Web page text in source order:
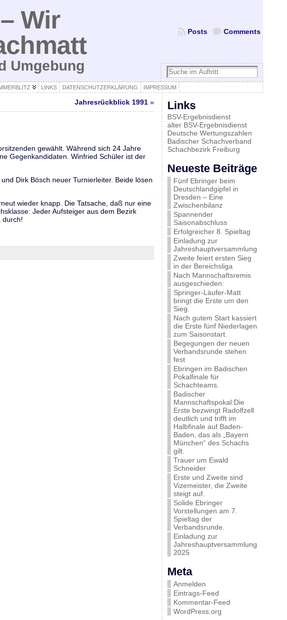
Wir
Umgebung
Comments
Posts
LINKS DATENSCHUTZERKLÄRUNG IMPRESSUM
Jahresrückblick 1991 »
gewählt. Während sich 24 Jahre
Gegenkandidaten. Winfried Schüler ist der
Dirk Bösch neuer Turnierleiter. Beide lösen
wieder knapp. Die Tatsache, daß nur eine
Jeder Aufsteiger aus dem Bezirk
durch!
Links
BSV-Ergebnisdienst
alter BSV-Ergebnisdienst
Deutsche Wertungszahlen
Badischer Schachverband
Schachbezirk Freiburg
Neueste Beiträge
Fünf Ebringer beim
Deutschlandgipfel in
Dresden – Eine
Zwischenbilanz
Spannender
Saisonabschluss
Erfolgreicher 8. Spieltag
Einladung zur
Jahreshauptversammlung
Zweite feiert ersten Sieg
in der Bereichsliga
Nach Mannschaftsremis
ausgeschieden:
Springer-Läufer-Matt
bringt die Erste um den
Sieg.
Nach gutem Start kassiert
die Erste fünf Niederlagen
zum Saisonstart.
Begegungen der neuen
Verbandsrunde stehen
fest
Ebringen im Badischen
Pokalfinale für
Schachteams.
Badischer
Mannschaftspokal:Die
Erste bezwingt Radolfzell
deutlich und trifft im
Halbfinale auf Baden-
Baden, das als „Bayern
München“ des Schachs
gilt.
Trauer um Ewald
Schneider
Erste und Zweite sind
Vizemeister, die Zweite
steigt auf.
Solide Ebringer
Vorstellungen am 7.
Spieltag der
Verbandsrunde.
Einladung zur
Jahreshauptversammlung
2025
Meta
Anmelden
Eintrags-Feed
Kommentar-Feed
WordPress.org